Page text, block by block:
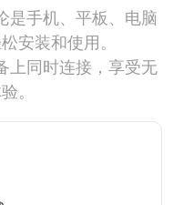
是手机、平板、电脑
安装和使用。
上同时连接，享受无
。